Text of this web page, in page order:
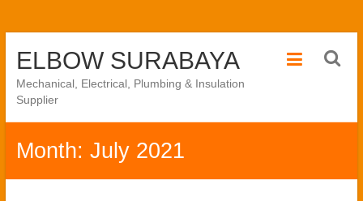
ELBOW SURABAYA
Mechanical, Electrical, Plumbing & Insulation
Supplier
Month: July 2021